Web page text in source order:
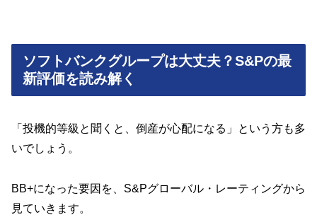
ソフトバンクグループは大丈夫？S&Pの最
新評価を読み解く
「投機的等級と聞くと、倒産が心配になる」という方も多
いでしょう。
BB+になった要因を、S&Pグローバル・レーティングから
見ていきます。